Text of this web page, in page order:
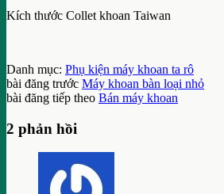
Kích thước Collet khoan Taiwan
Danh mục: Phụ kiện máy khoan ta rô
bài đăng trước Máy khoan bàn loại nhỏ
bài đăng tiếp theo Bán máy khoan
2 phản hồi